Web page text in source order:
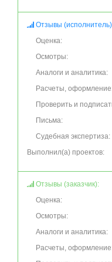
Отзывы
Оценка:
Осмотры:
Аналоги и аналитика:
Расчеты,
Проверить и
Письма:
Судебная экспертиза:
Выполнил(а) проектов:
Отзывы (заказчик):
Оценка:
Осмотры:
Аналоги и аналитика:
Расчеты,